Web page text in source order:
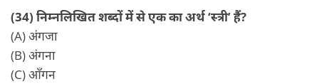
(34) निम्नलिखित शब्दों में से एक का अर्थ ‘स्त्री’ हैं?
(A) अंगजा
(B) अंगना
(C) आँगन